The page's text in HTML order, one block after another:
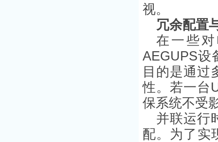
视。
冗余配置
在一些
AEGUPS设
目的是通过
性。若一台
保系统不受
并联运行
配。为了实